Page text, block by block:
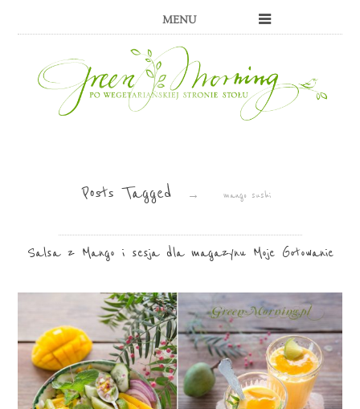
MENU
Posts Tagged → mango sushi
Salsa z Mango i sesja dla magazynu Moje Gotowanie